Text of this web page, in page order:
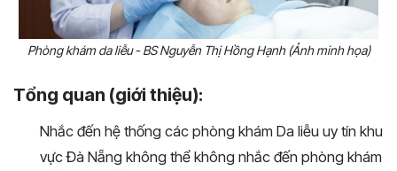
Phòng khám da liễu - BS Nguyễn Thị Hồng Hạnh (Ảnh minh họa)
Tổng quan (giới thiệu):
Nhắc đến hệ thống các phòng khám Da liễu uy tín khu
vực Đà Nẵng không thể không nhắc đến phòng khám